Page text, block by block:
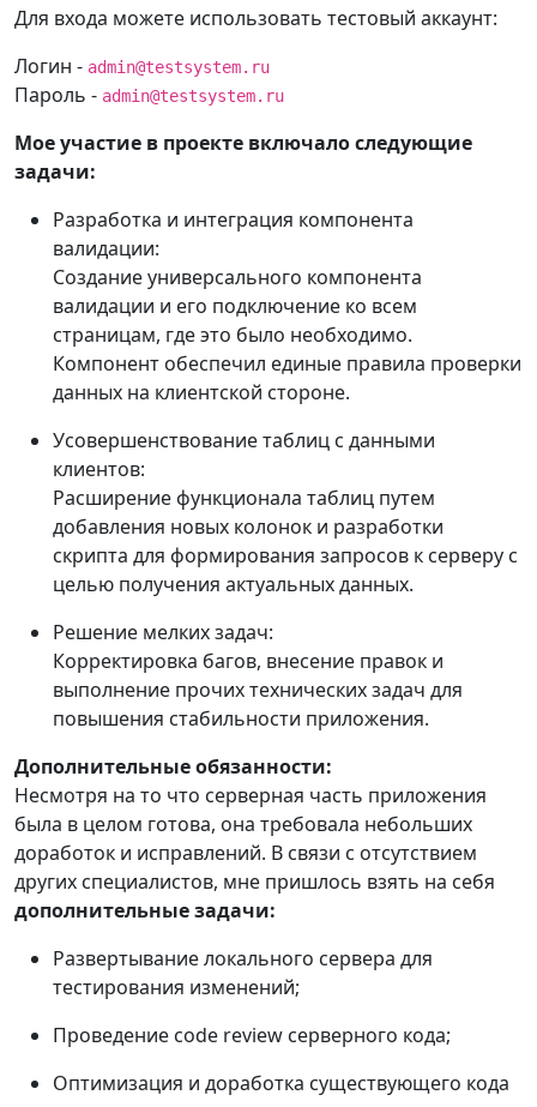
Для входа можете использовать тестовый аккаунт:
Логин - admin@testsystem.ru
Пароль - admin@testsystem.ru
Мое участие в проекте включало следующие
задачи:
Разработка и интеграция компонента
валидации:
Создание универсального компонента
валидации и его подключение ко всем
страницам, где это было необходимо.
Компонент обеспечил единые правила проверки
данных на клиентской стороне.
Усовершенствование таблиц с данными
клиентов:
Расширение функционала таблиц путем
добавления новых колонок и разработки
скрипта для формирования запросов к серверу с
целью получения актуальных данных.
Решение мелких задач:
Корректировка багов, внесение правок и
выполнение прочих технических задач для
повышения стабильности приложения.
Дополнительные обязанности:
Несмотря на то что серверная часть приложения
была в целом готова, она требовала небольших
доработок и исправлений. В связи с отсутствием
других специалистов, мне пришлось взять на себя
дополнительные задачи:
Развертывание локального сервера для
тестирования изменений;
Проведение code review серверного кода;
Оптимизация и доработка существующего кода